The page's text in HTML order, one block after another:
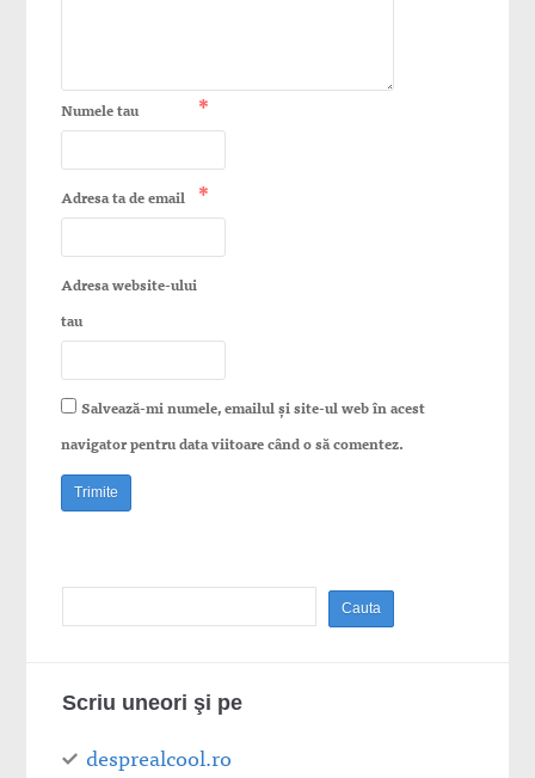
Numele tau *
Adresa ta de email *
Adresa website-ului
tau
Salvează-mi numele, emailul și site-ul web în acest
navigator pentru data viitoare când o să comentez.
Scriu uneori şi pe
desprealcool.ro